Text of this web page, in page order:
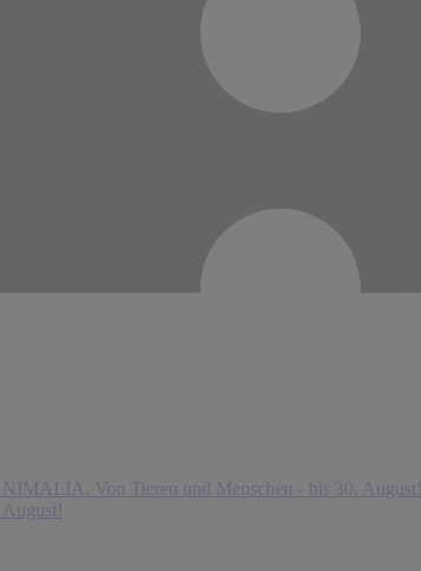
Von Tieren und Menschen - bis 30. August!